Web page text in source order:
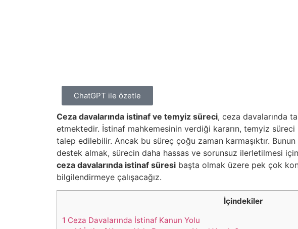
ChatGPT ile özetle
Ceza davalarında istinaf ve temyiz süreci, ceza davalarında
etmektedir. İstinaf mahkemesinin verdiği kararın, temyiz süreci
talep edilebilir. Ancak bu süreç çoğu zaman karmaşıktır.
destek almak, sürecin daha hassas ve sorunsuz ilerletilmesi
ceza davalarında istinaf süresi başta olmak üzere pek çok
bilgilendirmeye çalışacağız.
İçindekiler
1 Ceza Davalarında İstinaf Kanun Yolu